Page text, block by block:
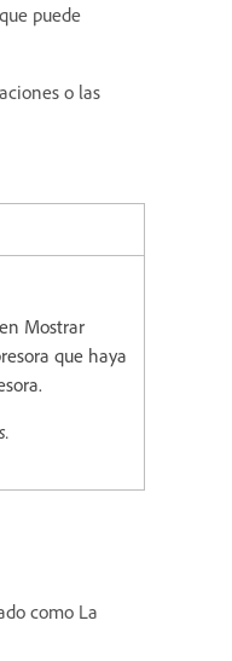
puede
o las
Mostrar
que haya
como La